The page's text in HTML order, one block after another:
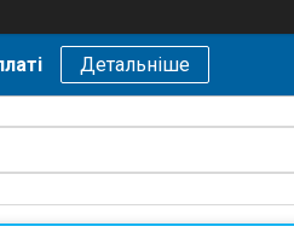
Детальніше